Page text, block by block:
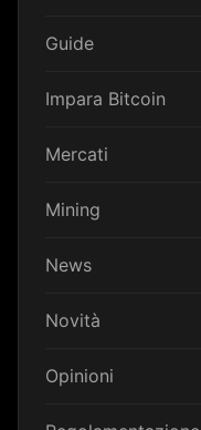
Guide
Impara Bitcoin
Mercati
Mining
News
Novità
Opinioni